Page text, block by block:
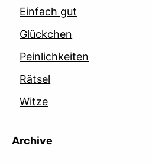
Einfach gut
Glückchen
Peinlichkeiten
Rätsel
Witze
Archive